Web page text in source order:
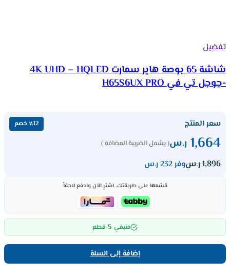
تفضيل
شاشة 65 بوصة هاير سمارت 4K UHD – HQLED
-جوجل تي في H65S6UX PRO
سعر المنتج ٪12 خصم
1,664 ر.س( يشمل الضريبة المضافة )
1,896ر.سوفر 232 ر.س
قسّمها على طريقتك، اشترِ الآن وادفع لاحقاً
متبقي 5 قطع
إضافة إلى السلة